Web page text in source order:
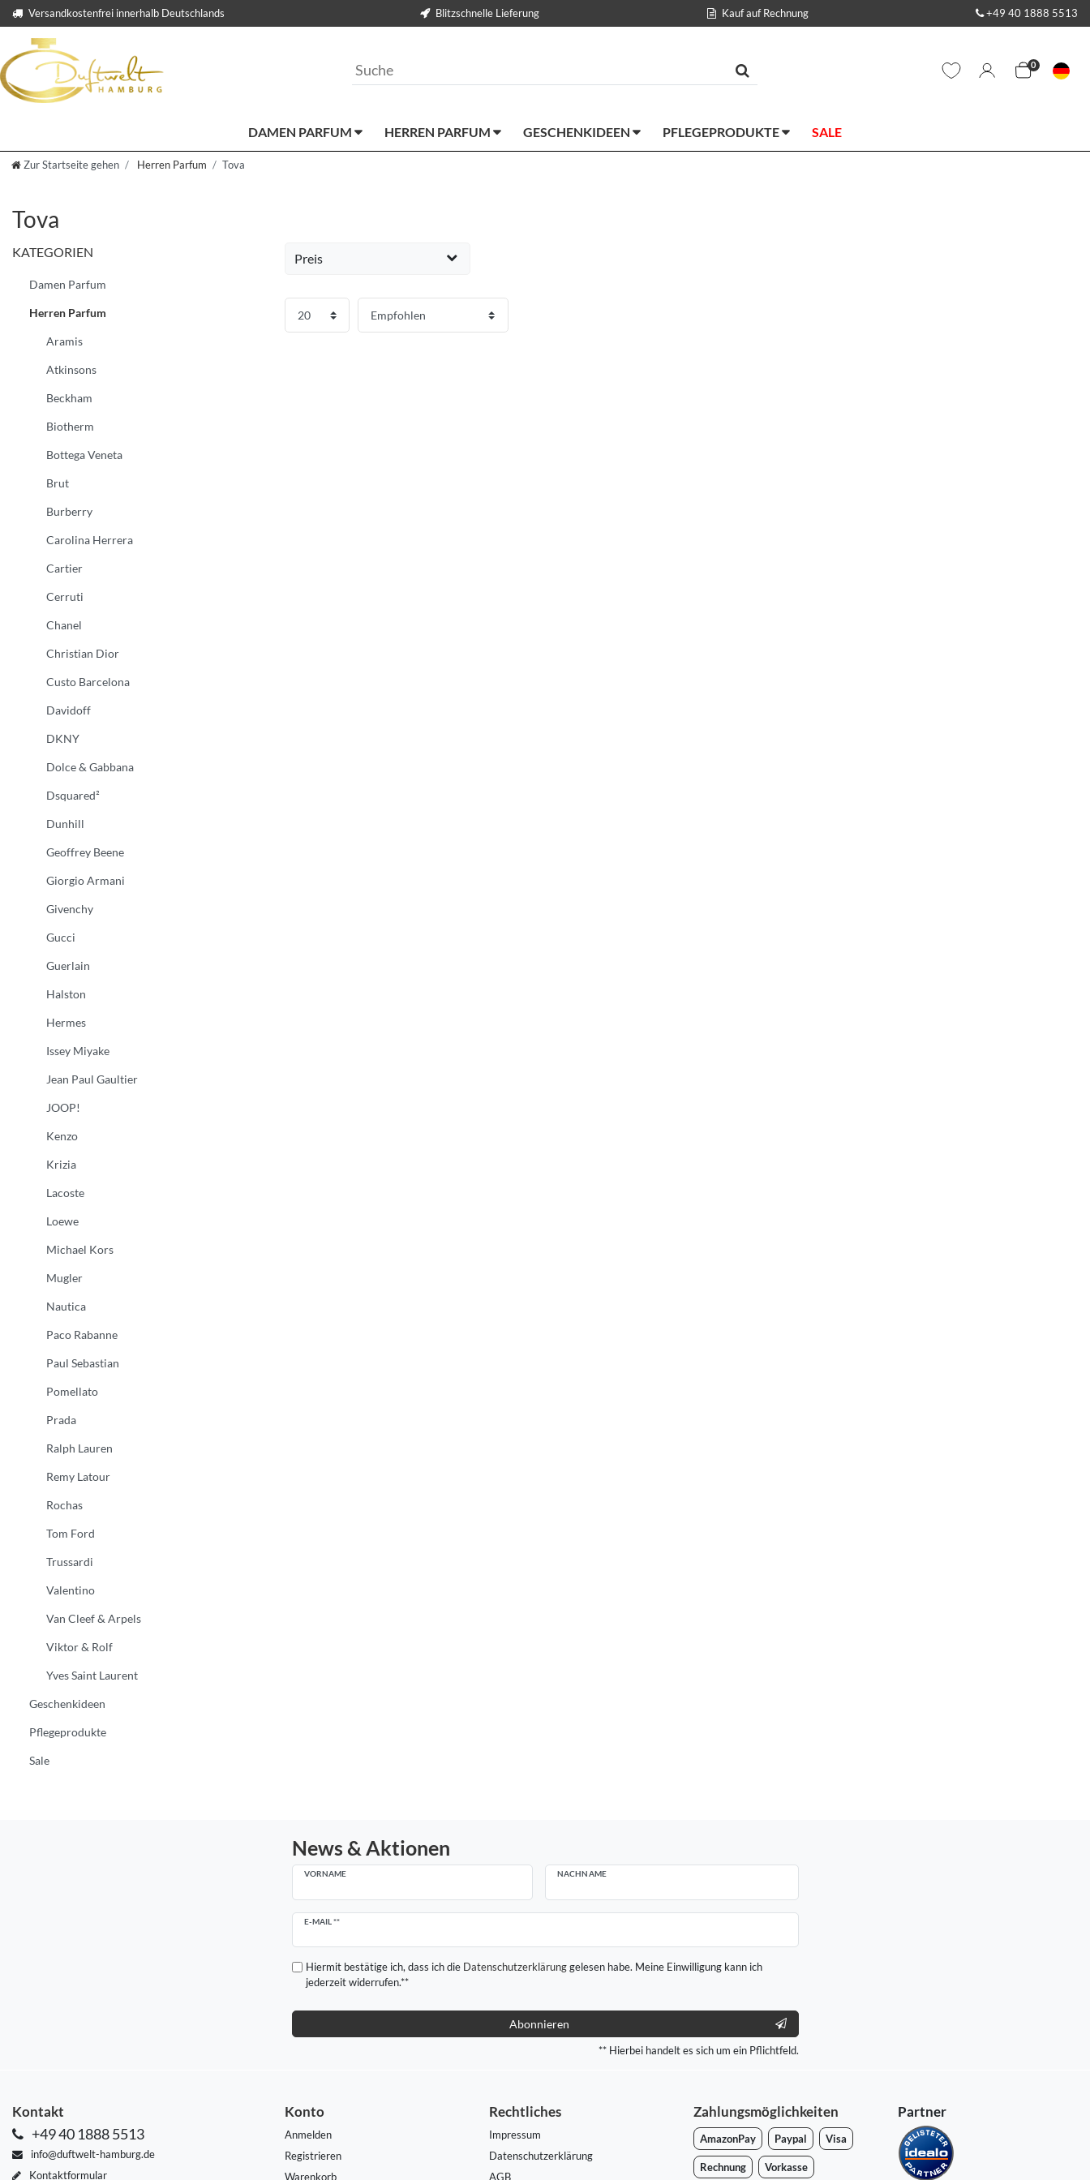
Versandkostenfrei innerhalb Deutschlands Blitzschnelle Lieferung Kauf auf Rechnung +49 40 1888 5513
0
DAMEN PARFUM HERREN PARFUM GESCHENKIDEEN PFLEGEPRODUKTE SALE
Zur Startseite gehen Herren Parfum Tova
Tova
KATEGORIEN
Damen Parfum
Herren Parfum
Aramis
Atkinsons
Beckham
Biotherm
Bottega Veneta
Brut
Burberry
Carolina Herrera
Cartier
Cerruti
Chanel
Christian Dior
Custo Barcelona
Davidoff
DKNY
Dolce & Gabbana
Dsquared²
Dunhill
Geoffrey Beene
Giorgio Armani
Givenchy
Gucci
Guerlain
Halston
Hermes
Issey Miyake
Jean Paul Gaultier
JOOP!
Kenzo
Krizia
Lacoste
Loewe
Michael Kors
Mugler
Nautica
Paco Rabanne
Paul Sebastian
Pomellato
Prada
Ralph Lauren
Remy Latour
Rochas
Tom Ford
Trussardi
Valentino
Van Cleef & Arpels
Viktor & Rolf
Yves Saint Laurent
Geschenkideen
Pflegeprodukte
Sale
Preis
EUR EUR
Übernehmen
News & Aktionen
VORNAME NACHNAME
E-MAIL **
Newsletter
Hiermit bestätige ich, dass ich die Daten­schutz­erklärunggelesen habe. Meine Einwilligung kann ich
jederzeit widerrufen.**
Abonnieren
** Hierbei handelt es sich um ein Pflichtfeld.
Kontakt
+49 40 1888 5513
info@duftwelt-hamburg.de
Kontaktformular
Konto
Anmelden
Registrieren
Warenkorb
Rechtliches
Impressum
Daten­schutz­erklärung
AGB
Zahlungsmöglichkeiten
AmazonPay Paypal Visa
Rechnung Vorkasse
Partner